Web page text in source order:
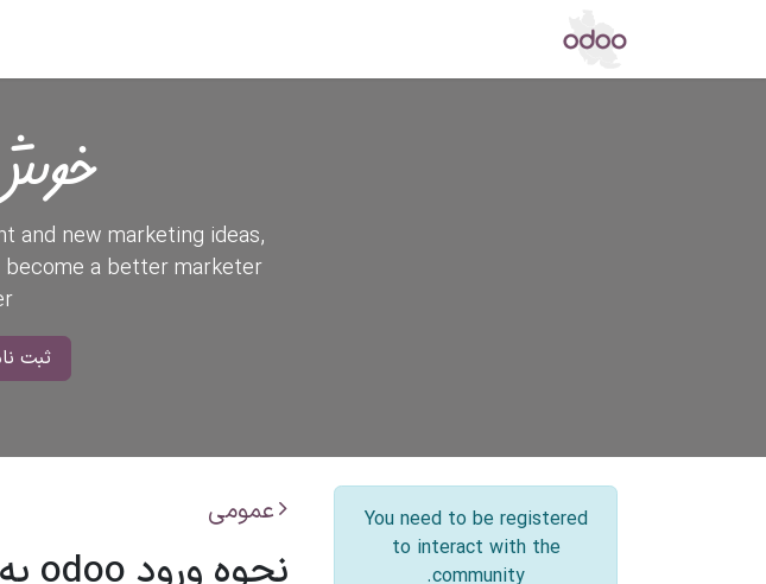
and new marketing ideas,
a better marketer
ثبت
You need to be registered
to interact with the
community.
عمومی